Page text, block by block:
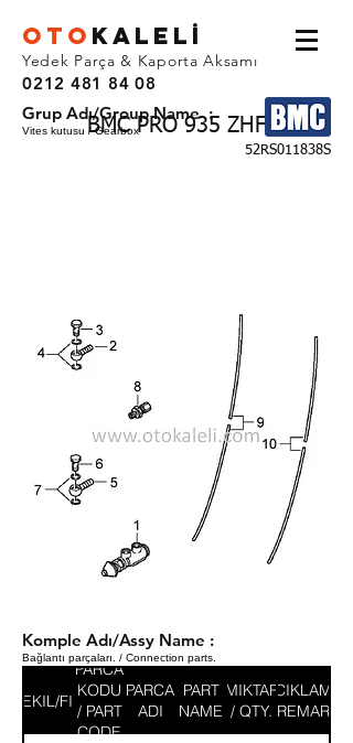
OTO KALEL İ
Yedek Parça & Kaporta Aksamı
0212 481 84 08
BMC PRO 935 ZHF
Grup Adı/Group Name :
Vites kutusu / Gearbox
52RS011838S
Komple Adı/Assy Name :
Bağlantı parçaları. / Connection parts.
SEKIL/FIG
PARCA
KODU
/ PART
CODE
PARCA
ADI
PART
NAME
MIKTAR
/ QTY.
ACIKLAMA
/ REMARK